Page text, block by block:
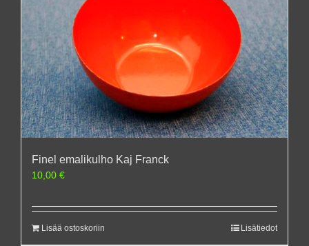
Finel emalikulho Kaj Franck
10,00 €
Lisää ostoskoriin Lisätiedot